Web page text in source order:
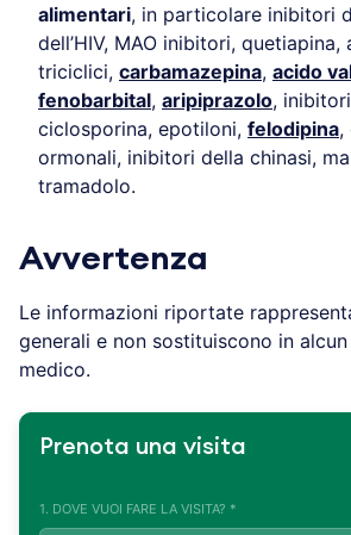
alimentari, in particolare inibitori
dell’HIV, MAO inibitori, quetiapina,
triciclici, carbamazepina, acido
fenobarbital, aripiprazolo,
ciclosporina, epotiloni, felodipina,
ormonali, inibitori della chinasi,
tramadolo.
Avvertenza
Le informazioni riportate
generali e non sostituiscono in
medico.
Prenota una visita
1. DOVE VUOI FARE LA VISITA? *